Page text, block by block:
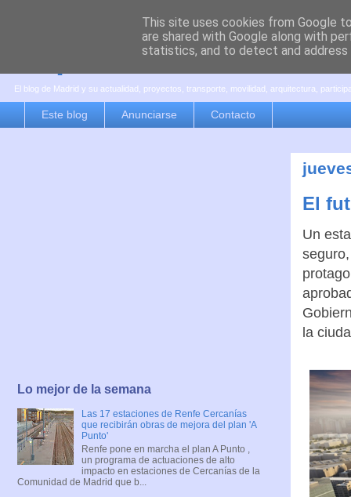
es por madrid
El blog de Madrid y su actualidad, proyectos, transporte, movilidad, arquitectura,
Este blog Anunciarse Contacto
El
Un
la
Lo mejor de la semana
Las 17 estaciones de Renfe Cercanías
que recibirán obras de mejora del plan 'A
Punto'
Renfe pone en marcha el plan A Punto ,
un programa de actuaciones de alto
impacto en estaciones de Cercanías de la
Comunidad de Madrid que b...
This site uses cookies from Google
are shared with Google along with
statistics, and to detect and address